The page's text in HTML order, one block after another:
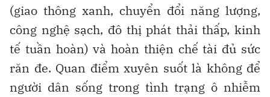
(giao thông xanh, chuyển đổi năng lượng,
công nghệ sạch, đô thị phát thải thấp, kinh
tế tuần hoàn) và hoàn thiện chế tài đủ sức
răn đe. Quan điểm xuyên suốt là không để
người dân sống trong tình trạng ô nhiễm